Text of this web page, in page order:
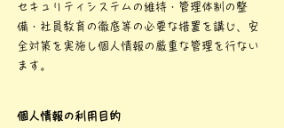
セキュリティシステムの維持・管理体制の整
備・社員教育の徹底等の必要な措置を講じ、安
全対策を実施し個人情報の厳重な管理を行ない
ます。
個人情報の利用目的